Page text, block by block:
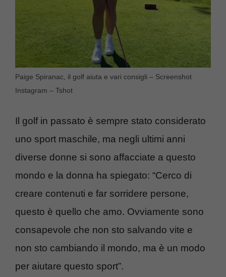
Paige Spiranac, il golf aiuta e vari consigli – Screenshot
Instagram – Tshot
Il golf in passato è sempre stato considerato
uno sport maschile, ma negli ultimi anni
diverse donne si sono affacciate a questo
mondo e la donna ha spiegato: “Cerco di
creare contenuti e far sorridere persone,
questo è quello che amo. Ovviamente sono
consapevole che non sto salvando vite e
non sto cambiando il mondo, ma è un modo
per aiutare questo sport”.